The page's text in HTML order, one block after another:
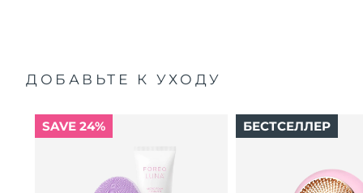
ДОБАВЬТЕ К УХОДУ
SAVE 24% БЕСТСЕЛЛЕР